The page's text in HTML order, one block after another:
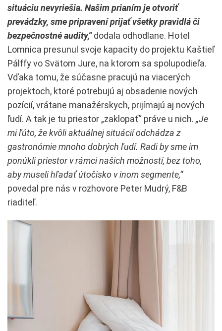
situáciu nevyriešia. Našim prianím je otvoriť
prevádzky, sme pripravení prijať všetky pravidlá či
bezpečnostné audity,“dodala odhodlane. Hotel
Lomnica presunul svoje kapacity do projektu Kaštieľ
Pálffy vo Svätom Jure, na ktorom sa spolupodieľa.
Vďaka tomu, že súčasne pracujú na viacerých
projektoch, ktoré potrebujú aj obsadenie nových
pozícií, vrátane manažérskych, prijímajú aj nových
ľudí. A tak je tu priestor „zaklopať“ práve u nich. „Je
mi ľúto, že kvôli aktuálnej situácií odchádza z
gastronómie mnoho dobrých ľudí. Radi by sme im
ponúkli priestor v rámci našich možností, bez toho,
aby museli hľadať útočisko v inom segmente,“
povedal pre nás v rozhovore Peter Mudrý, F&B
riaditeľ.